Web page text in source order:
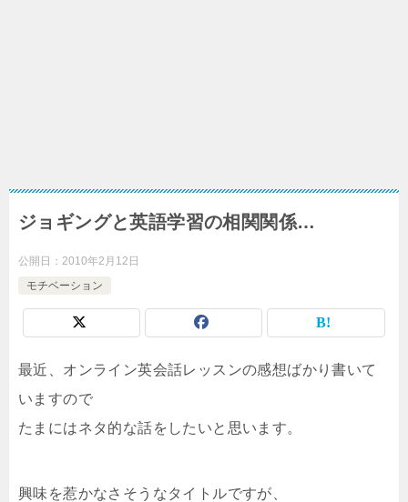
ジョギングと英語学習の相関関係…
公開日： 2010年2月12日
モチベーション
最近、オンライン英会話レッスンの感想ばかり書いて
いますので
たまにはネタ的な話をしたいと思います。
興味を惹かなさそうなタイトルですが、